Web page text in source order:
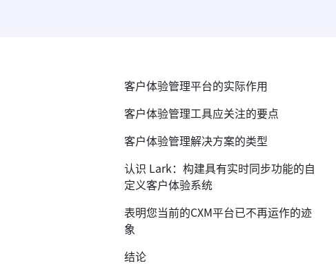
客户体验管理平台的实际作用
客户体验管理工具应关注的要点
客户体验管理解决方案的类型
认识 Lark：构建具有实时同步功能的自
定义客户体验系统
表明您当前的CXM平台已不再运作的迹
象
结论